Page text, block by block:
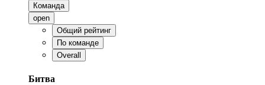
Команда
open
Общий рейтинг
По команде
Overall
Битва